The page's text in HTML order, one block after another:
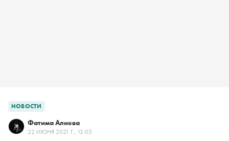
НОВОСТИ
Фатима Алиева
22 ИЮНЯ 2021 Г., 12:05